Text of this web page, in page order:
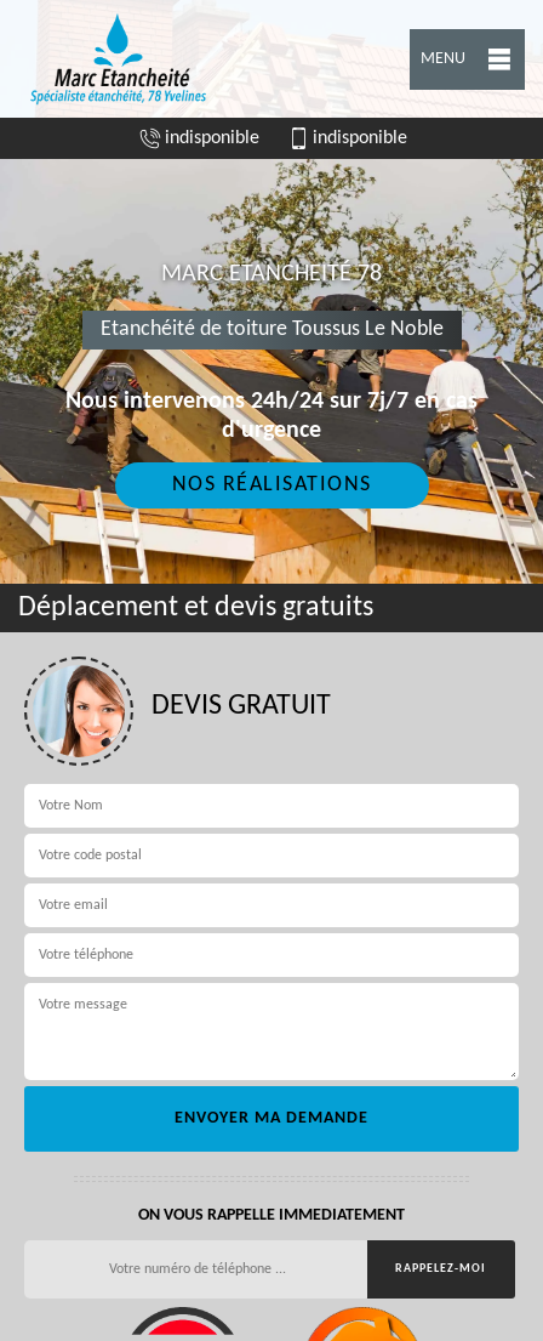
MENU
indisponible indisponible
MARC ETANCHEITÉ 78
Etanchéité de toiture Toussus Le Noble
Nous intervenons 24h/24 sur 7j/7 en cas
d'urgence
NOS RÉALISATIONS
Déplacement et devis gratuits
DEVIS GRATUIT
ON VOUS RAPPELLE IMMEDIATEMENT